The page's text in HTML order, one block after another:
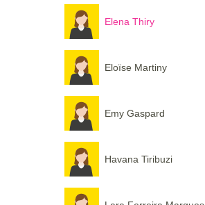
Elena Thiry
Eloïse Martiny
Emy Gaspard
Havana Tiribuzi